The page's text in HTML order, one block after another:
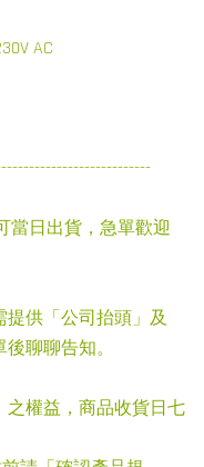
AC
當日出貨，急單歡迎
提供「公司抬頭」及
聊聊告知。
之權益，商品收貨日七